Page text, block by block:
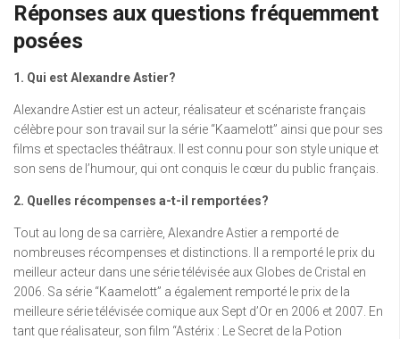
Réponses aux questions fréquemment
posées
1. Qui est Alexandre Astier?
Alexandre Astier est un acteur, réalisateur et scénariste français
célèbre pour son travail sur la série “Kaamelott” ainsi que pour ses
films et spectacles théâtraux. Il est connu pour son style unique et
son sens de l’humour, qui ont conquis le cœur du public français.
2. Quelles récompenses a-t-il remportées?
Tout au long de sa carrière, Alexandre Astier a remporté de
nombreuses récompenses et distinctions. Il a remporté le prix du
meilleur acteur dans une série télévisée aux Globes de Cristal en
2006. Sa série “Kaamelott” a également remporté le prix de la
meilleure série télévisée comique aux Sept d’Or en 2006 et 2007. En
tant que réalisateur, son film “Astérix : Le Secret de la Potion